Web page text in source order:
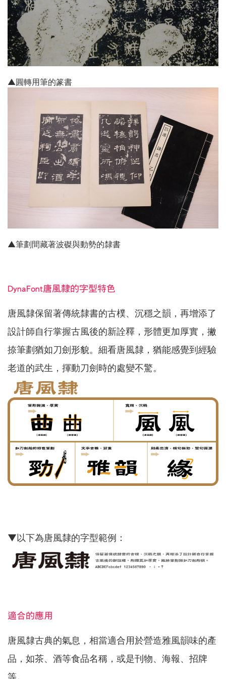
▲圓轉用筆的篆書
▲筆劃間藏著波磔與動勢的隸書
DynaFont唐風隸的字型特色
唐風隸保留著傳統隸書的古樸、沉穩之韻，再增添了
設計師自行掌握古風後的新詮釋，形體更加厚實，撇
捺筆劃猶如刀劍形貌。細看唐風隸，猶能感覺到經驗
老道的武生，揮動刀劍時的處變不驚。
▼以下為唐風隸的字型範例：
適合的應用
唐風隸古典的氣息，相當適合用於營造雅風韻味的產
品，如茶、酒等食品名稱，或是刊物、海報、招牌